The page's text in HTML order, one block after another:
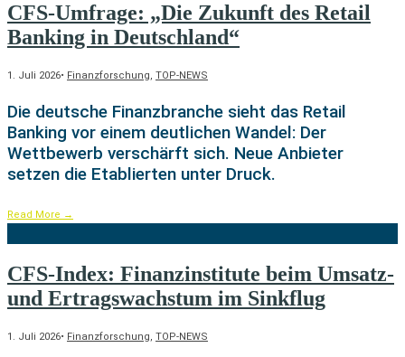
CFS-Umfrage: „Die Zukunft des Retail
Banking in Deutschland“
1. Juli 2026• Finanzforschung, TOP-NEWS
Die deutsche Finanzbranche sieht das Retail
Banking vor einem deutlichen Wandel: Der
Wettbewerb verschärft sich. Neue Anbieter
setzen die Etablierten unter Druck.
Read More →
CFS-Index: Finanzinstitute beim Umsatz-
und Ertragswachstum im Sinkflug
1. Juli 2026• Finanzforschung, TOP-NEWS